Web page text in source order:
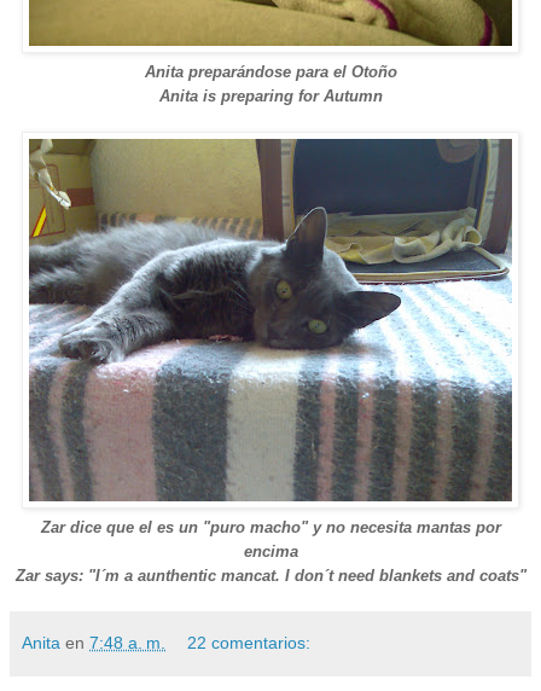
Anita preparándose para el Otoño
Anita is preparing for Autumn
Zar dice que el es un "puro macho" y no necesita mantas por
encima
Zar says: "I´m a aunthentic mancat. I don´t need blankets and coats"
Anita en 7:48 a. m. 22 comentarios: